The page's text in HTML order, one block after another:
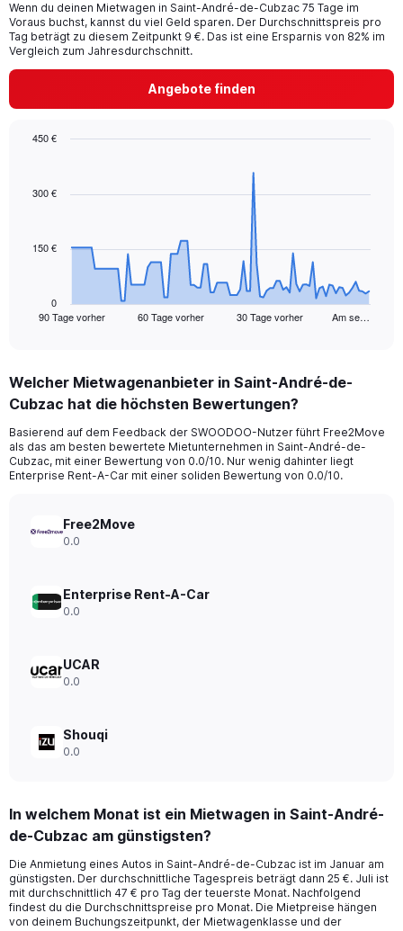
Wenn du deinen Mietwagen in Saint-André-de-Cubzac 75 Tage im
Voraus buchst, kannst du viel Geld sparen. Der Durchschnittspreis pro
Tag beträgt zu diesem Zeitpunkt 9 €. Das ist eine Ersparnis von 82% im
Vergleich zum Jahresdurchschnitt.
Angebote finden
data
The
Range:
91
The
chart
has
displaying
to
90 Tage vorher 60 Tage vorher 30 Tage vorher Am se…
0
150 €
300 €
450 €
End
Welcher Mietwagenanbieter in Saint-André-de-
Cubzac hat die höchsten Bewertungen?
Basierend auf dem Feedback der SWOODOO-Nutzer führt Free2Move
als das am besten bewertete Mietunternehmen in Saint-André-de-
Cubzac, mit einer Bewertung von 0.0/10. Nur wenig dahinter liegt
Enterprise Rent-A-Car mit einer soliden Bewertung von 0.0/10.
Free2Move
0.0
Enterprise Rent-A-Car
0.0
UCAR
0.0
Shouqi
0.0
In welchem Monat ist ein Mietwagen in Saint-André-
de-Cubzac am günstigsten?
Die Anmietung eines Autos in Saint-André-de-Cubzac ist im Januar am
günstigsten. Der durchschnittliche Tagespreis beträgt dann 25 €. Juli ist
mit durchschnittlich 47 € pro Tag der teuerste Monat. Nachfolgend
findest du die Durchschnittspreise pro Monat. Die Mietpreise hängen
von deinem Buchungszeitpunkt, der Mietwagenklasse und der